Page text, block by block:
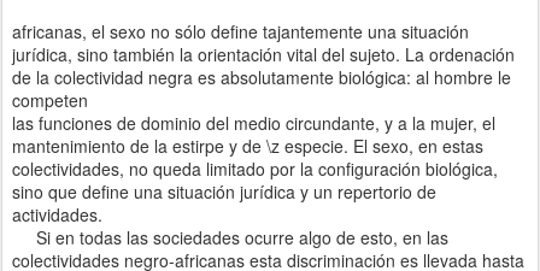
africanas, el sexo no sólo define tajantemente una situación
jurídica, sino también la orientación vital del sujeto. La ordenación
de la colectividad negra es absolutamente biológica: al hombre le
competen
las funciones de dominio del medio circundante, y a la mujer, el
mantenimiento de la estirpe y de \z especie. El sexo, en estas
colectividades, no queda limitado por la configuración biológica,
sino que define una situación jurídica y un repertorio de
actividades.
Si en todas las sociedades ocurre algo de esto, en las
colectividades negro-africanas esta discriminación es llevada hasta